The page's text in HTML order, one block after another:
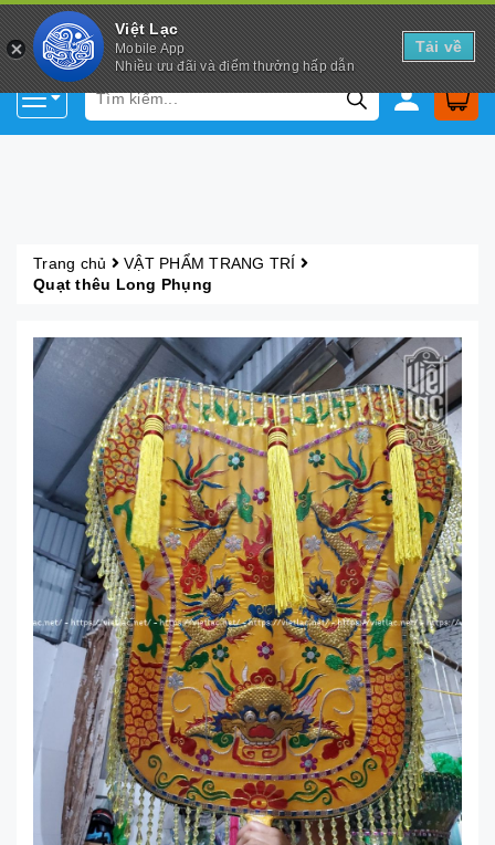
Việt Lạc
Mobile App
Nhiều ưu đãi và điểm thưởng hấp dẫn
Tải về
Trang chủ
VẬT PHẨM TRANG TRÍ
Quạt thêu Long Phụng